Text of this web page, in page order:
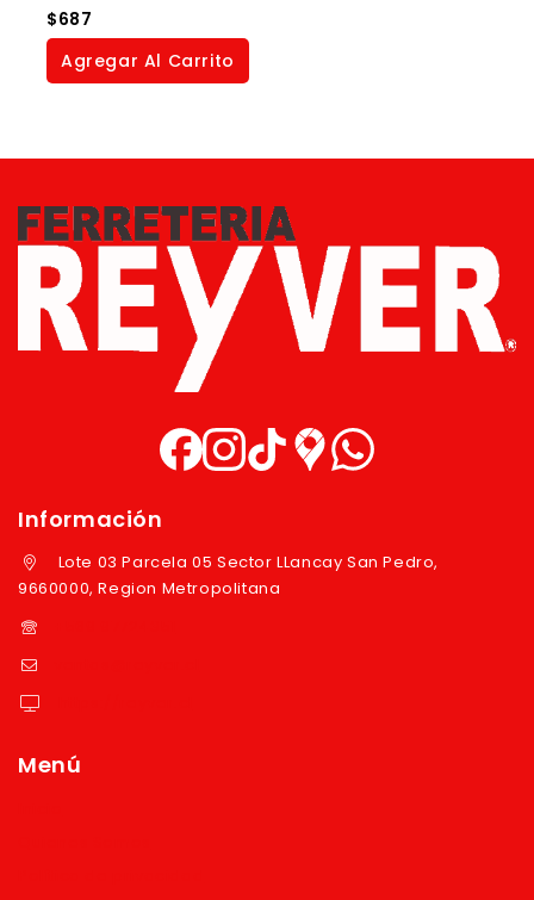
0
out
of
$687
Agregar Al Carrito
Información
Lote 03 Parcela 05 Sector LLancay San Pedro,
9660000, Region Metropolitana
Menú